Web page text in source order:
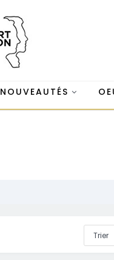
NOUVEAUTÉS